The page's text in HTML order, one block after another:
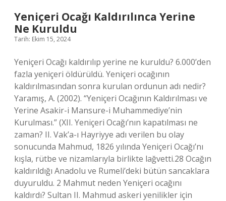
Yeniçeri Ocağı Kaldırılınca Yerine
Ne Kuruldu
Tarih: Ekim 15, 2024
Yeniçeri Ocağı kaldırılıp yerine ne kuruldu? 6.000’den
fazla yeniçeri öldürüldü. Yeniçeri ocağının
kaldırılmasından sonra kurulan ordunun adı nedir?
Yaramış, A. (2002). “Yeniçeri Ocağının Kaldırılması ve
Yerine Asakir-i Mansure-i Muhammediye’nin
Kurulması.” (XII. Yeniçeri Ocağı’nın kapatılması ne
zaman? II. Vak’a-ı Hayriyye adı verilen bu olay
sonucunda Mahmud, 1826 yılında Yeniçeri Ocağı’nı
kışla, rütbe ve nizamlarıyla birlikte lağvetti.28 Ocağın
kaldırıldığı Anadolu ve Rumeli’deki bütün sancaklara
duyuruldu. 2 Mahmut neden Yeniçeri ocağını
kaldırdı? Sultan II. Mahmud askeri yenilikler için